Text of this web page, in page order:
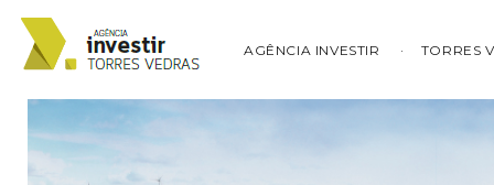
AGÊNCIA INVESTIR TORRES